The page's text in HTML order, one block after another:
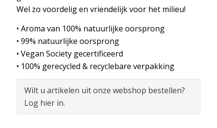
Wel zo voordelig en vriendelijk voor het milieu!
• Aroma van 100% natuurlijke oorsprong
• 99% natuurlijke oorsprong
• Vegan Society gecertificeerd
• 100% gerecycled & recyclebare verpakking
Wilt u artikelen uit onze webshop bestellen?
Log hier in.